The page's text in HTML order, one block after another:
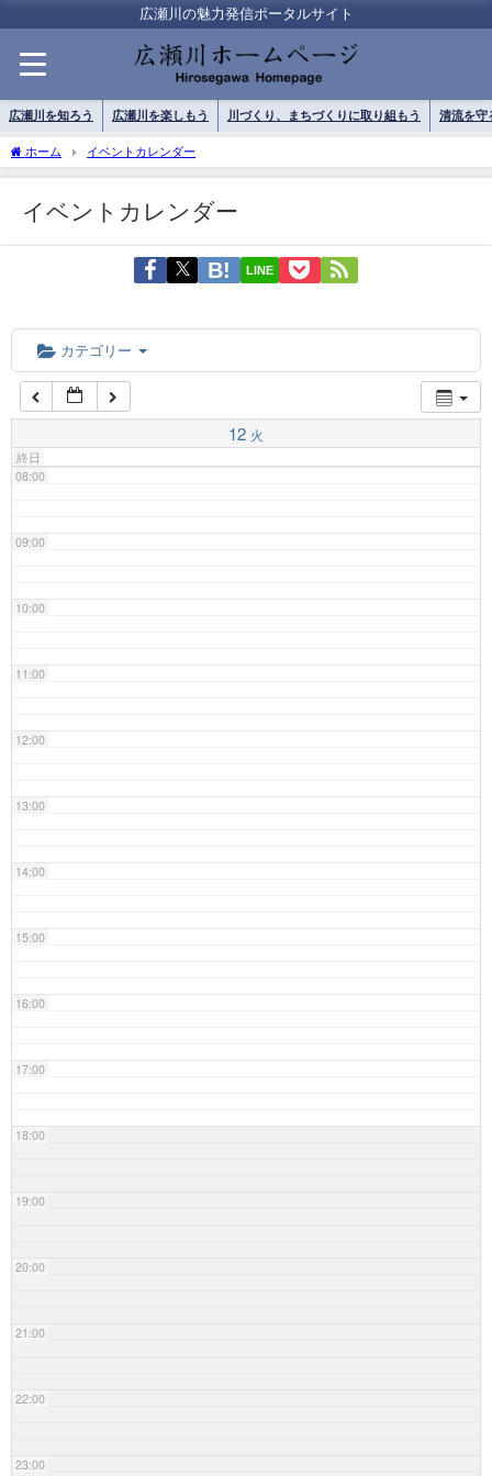
広瀬川の魅力発信ポータルサイト
広瀬川を知ろう 広瀬川を楽しもう 川づくり、まちづくりに取り組もう 清流を守
ホーム イベントカレンダー
イベントカレンダー
LINE
カテゴリー
12 火
終日
02:00
03:00
04:00
06:00
07:00
08:00
09:00
10:00
11:00
12:00
13:00
14:00
15:00
16:00
17:00
18:00
19:00
20:00
21:00
22:00
23:00